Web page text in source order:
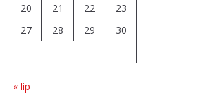
20 21 22
23
27 28 29
30
« lip